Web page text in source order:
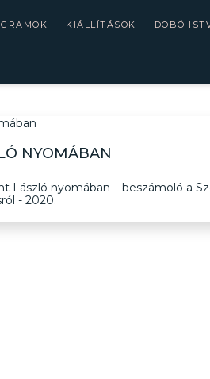
KIÁLLÍTÁSOK DOBÓ
NYOMÁBAN
László nyomában – beszámoló a
- 2020.